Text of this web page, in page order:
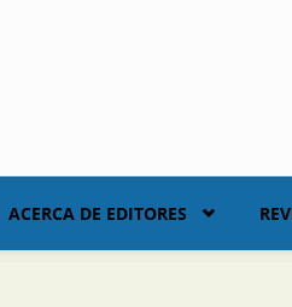
ACERCA DE EDITORES